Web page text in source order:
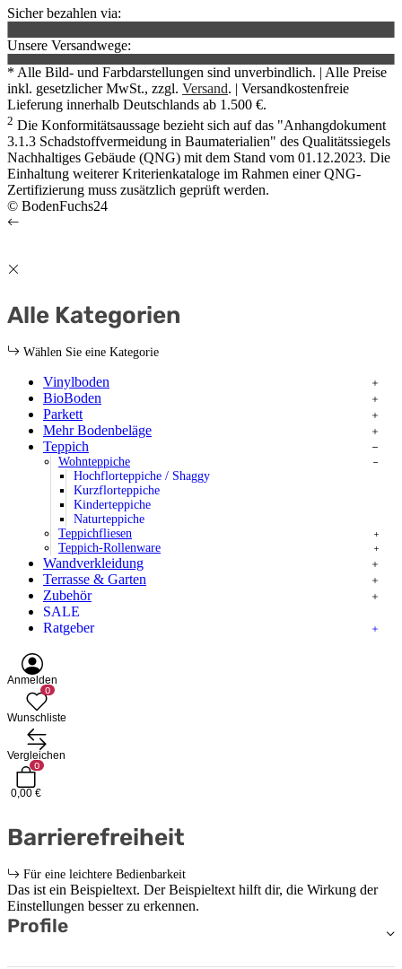
Sicher bezahlen via:
Unsere Versandwege:
* Alle Bild- und Farbdarstellungen sind unverbindlich. | Alle Preise
inkl. gesetzlicher MwSt., zzgl. Versand. | Versandkostenfreie
Lieferung innerhalb Deutschlands ab 1.500 €.
2 Die Konformitätsaussage bezieht sich auf das "Anhangdokument
3.1.3 Schadstoffvermeidung in Baumaterialien" des Qualitätssiegels
Nachhaltiges Gebäude (QNG) mit dem Stand vom 01.12.2023. Die
Einhaltung weiterer Kriterienkataloge im Rahmen einer QNG-
Zertifizierung muss zusätzlich geprüft werden.
© BodenFuchs24
Alle Kategorien
Wählen Sie eine Kategorie
Vinylboden
BioBoden
Parkett
Mehr Bodenbeläge
Teppich
Wohnteppiche
Hochflorteppiche / Shaggy
Kurzflorteppiche
Kinderteppiche
Naturteppiche
Teppichfliesen
Teppich-Rollenware
Wandverkleidung
Terrasse & Garten
Zubehör
SALE
Ratgeber
Anmelden
0
Wunschliste
Vergleichen
0
0,00 €
Barrierefreiheit
Für eine leichtere Bedienbarkeit
Das ist ein Beispieltext. Der Beispieltext hilft dir, die Wirkung der
Einstellungen besser zu erkennen.
Profile